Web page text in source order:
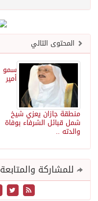
المحتوى التالي
سمو
أمير
منطقة جازان يعزي شيخ
شمل قبائل الشرفاء بوفاة
والدته ..
للمشاركة والمتابعة